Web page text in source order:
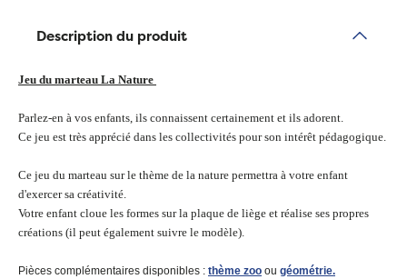
Description du produit
Jeu du marteau La Nature
Parlez-en à vos enfants, ils connaissent certainement et ils adorent.
Ce jeu est très apprécié dans les collectivités pour son intérêt pédagogique.
Ce jeu du marteau sur le thème de la nature permettra à votre enfant
d'exercer sa créativité.
Votre enfant cloue les formes sur la plaque de liège et réalise ses propres
créations (il peut également suivre le modèle).
Pièces complémentaires disponibles : thème zoo ou géométrie.